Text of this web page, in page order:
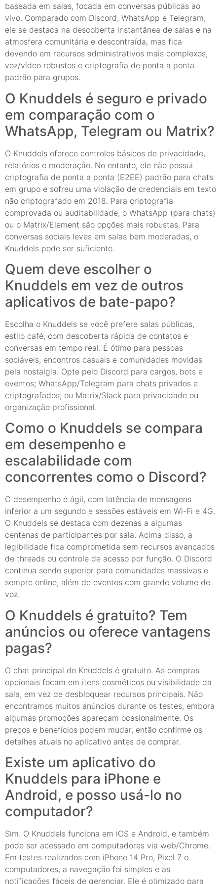
baseada em salas, focada em conversas públicas ao
vivo. Comparado com Discord, WhatsApp e Telegram,
ele se destaca na descoberta instantânea de salas e na
atmosfera comunitária e descontraída, mas fica
devendo em recursos administrativos mais complexos,
voz/vídeo robustos e criptografia de ponta a ponta
padrão para grupos.
O Knuddels é seguro e privado
em comparação com o
WhatsApp, Telegram ou Matrix?
O Knuddels oferece controles básicos de privacidade,
relatórios e moderação. No entanto, ele não possui
criptografia de ponta a ponta (E2EE) padrão para chats
em grupo e sofreu uma violação de credenciais em texto
não criptografado em 2018. Para criptografia
comprovada ou auditabilidade, o WhatsApp (para chats)
ou o Matrix/Element são opções mais robustas. Para
conversas sociais leves em salas bem moderadas, o
Knuddels pode ser suficiente.
Quem deve escolher o
Knuddels em vez de outros
aplicativos de bate-papo?
Escolha o Knuddels se você prefere salas públicas,
estilo café, com descoberta rápida de contatos e
conversas em tempo real. É ótimo para pessoas
sociáveis, encontros casuais e comunidades movidas
pela nostalgia. Opte pelo Discord para cargos, bots e
eventos; WhatsApp/Telegram para chats privados e
criptografados; ou Matrix/Slack para privacidade ou
organização profissional.
Como o Knuddels se compara
em desempenho e
escalabilidade com
concorrentes como o Discord?
O desempenho é ágil, com latência de mensagens
inferior a um segundo e sessões estáveis em Wi-Fi e 4G.
O Knuddels se destaca com dezenas a algumas
centenas de participantes por sala. Acima disso, a
legibilidade fica comprometida sem recursos avançados
de threads ou controle de acesso por função. O Discord
continua sendo superior para comunidades massivas e
sempre online, além de eventos com grande volume de
voz.
O Knuddels é gratuito? Tem
anúncios ou oferece vantagens
pagas?
O chat principal do Knuddels é gratuito. As compras
opcionais focam em itens cosméticos ou visibilidade da
sala, em vez de desbloquear recursos principais. Não
encontramos muitos anúncios durante os testes, embora
algumas promoções apareçam ocasionalmente. Os
preços e benefícios podem mudar, então confirme os
detalhes atuais no aplicativo antes de comprar.
Existe um aplicativo do
Knuddels para iPhone e
Android, e posso usá-lo no
computador?
Sim. O Knuddels funciona em iOS e Android, e também
pode ser acessado em computadores via web/Chrome.
Em testes realizados com iPhone 14 Pro, Pixel 7 e
computadores, a navegação foi simples e as
notificações fáceis de gerenciar. Ele é otimizado para